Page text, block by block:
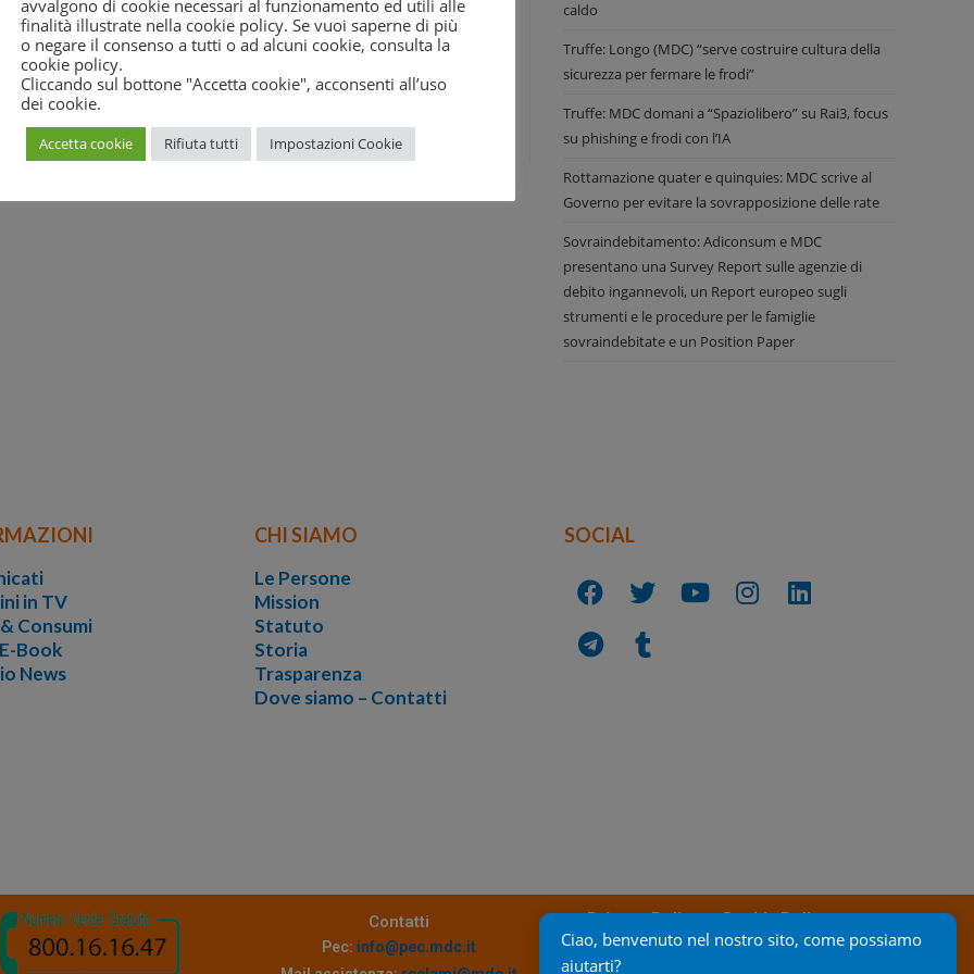
il voto di fiducia non fosse altro che un tentativo maldestro di
le sue strutture locali nell’informazione ai cittadini per far sì che
caldo
Truffe: Longo (MDC) “serve costruire cultura della
sicurezza per fermare le frodi”
Truffe: MDC domani a “Spaziolibero” su Rai3, focus
su phishing e frodi con l’IA
Rottamazione quater e quinquies: MDC scrive al
Governo per evitare la sovrapposizione delle rate
Sovraindebitamento: Adiconsum e MDC
presentano una Survey Report sulle agenzie di
debito ingannevoli, un Report europeo sugli
strumenti e le procedure per le famiglie
sovraindebitate e un Position Paper
in TV
Consumi
Book
News
CHI SIAMO
Le Persone
Mission
Statuto
Storia
Trasparenza
Dove siamo – Contatti
SOCIAL
Contatti
Pec: info@pec.mdc.it
Privacy Policy Cookie Policy
avvalgono di cookie necessari al funzionamento ed utili alle
finalità illustrate nella cookie policy. Se vuoi saperne di più
o negare il consenso a tutti o ad alcuni cookie, consulta la
cookie policy.
Cliccando sul bottone "Accetta cookie", acconsenti all’uso
dei cookie.
Accetta cookie Rifiuta tutti Impostazioni Cookie
Ciao, benvenuto nel nostro sito, come possiamo
aiutarti?